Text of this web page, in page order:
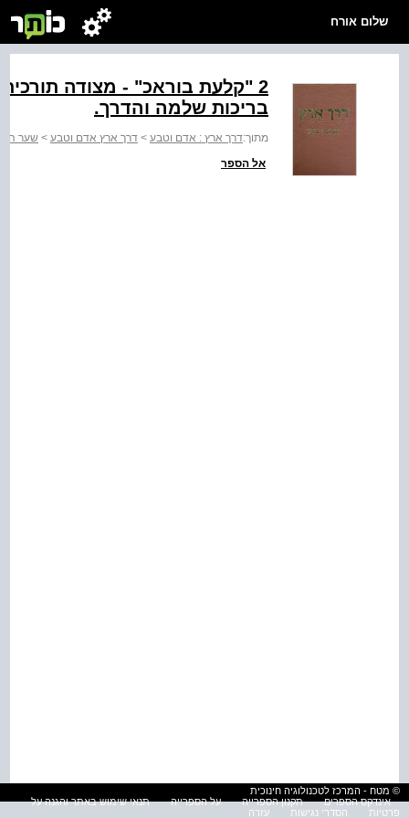
שלום אורח
2 "קלעת בוראכ" - מצודה
בריכות שלמה והדרך.
מתוך:דרך ארץ : אדם וטבע > דרך ארץ אדם וטבע > שער
אל הספר
© מטח - המרכז לטכנולוגיה חינוכית
אינדקס הספרים
תקנון הספרייה על הספרייה
תנאי שימוש באתר והגנה על
פרטיות
הסדרי נגישות עזרה